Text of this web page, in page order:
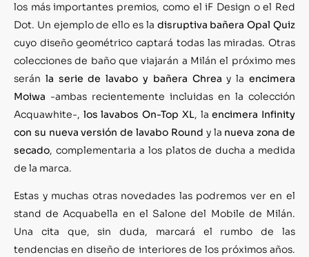
los más importantes premios, como el iF Design o el Red
Dot. Un ejemplo de ello es la disruptiva bañera Opal Quiz
cuyo diseño geométrico captará todas las miradas. Otras
colecciones de baño que viajarán a Milán el próximo mes
serán la serie de lavabo y bañera Chrea y laencimera
Moiwa -ambas recientemente incluidas en la colección
Acquawhite-, los lavabos On-Top XL, laencimera Infinity
con su nueva versión de lavabo Round y la nueva zona de
secado, complementaria a los platos de ducha a medida
de la marca.
Estas y muchas otras novedades las podremos ver en el
stand de Acquabella en el Salone del Mobile de Milán.
Una cita que, sin duda, marcará el rumbo de las
tendencias en diseño de interiores de los próximos años.